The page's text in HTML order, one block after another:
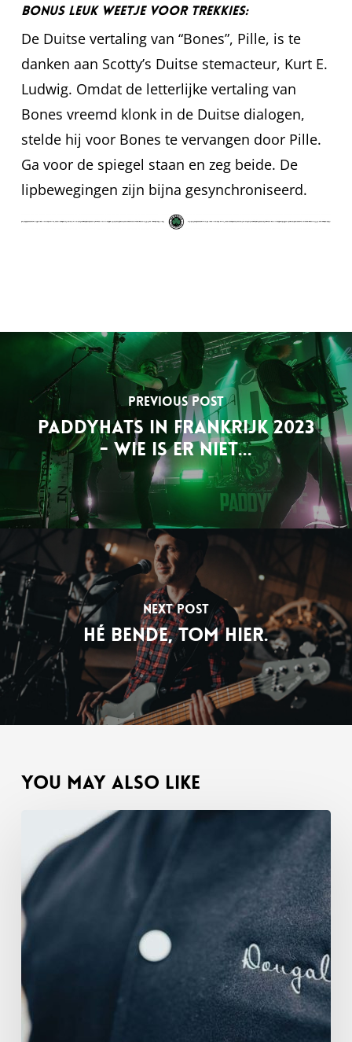
Bonus leuk weetje voor trekkies:
De Duitse vertaling van “Bones”, Pille, is te
danken aan Scotty’s Duitse stemacteur, Kurt E.
Ludwig. Omdat de letterlijke vertaling van
Bones vreemd klonk in de Duitse dialogen,
stelde hij voor Bones te vervangen door Pille.
Ga voor de spiegel staan en zeg beide. De
lipbewegingen zijn bijna gesynchroniseerd.
Previous Post
Paddyhats in Frankrijk 2023
- Wie is er niet...
Next Post
Hé bende, Tom hier.
You May Also Like
GANG’S
JACKET:
Je
must-
have